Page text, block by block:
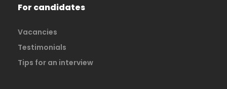
For candidates
Vacancies
Testimonials
Tips for an interview